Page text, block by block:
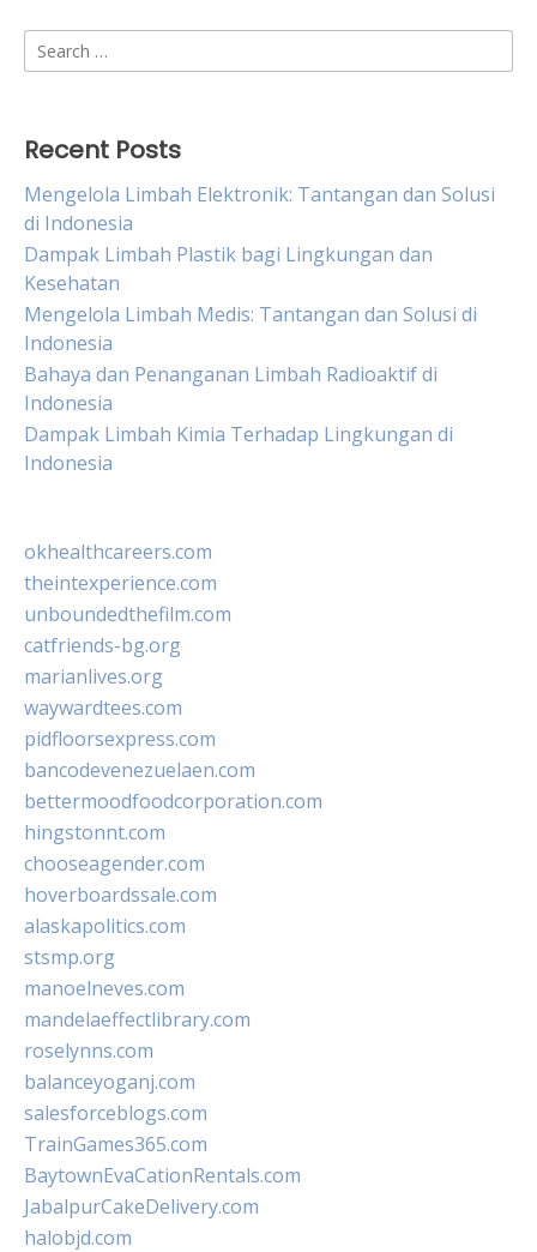
Search
for:
Recent Posts
Mengelola Limbah Elektronik: Tantangan dan Solusi
di Indonesia
Dampak Limbah Plastik bagi Lingkungan dan
Kesehatan
Mengelola Limbah Medis: Tantangan dan Solusi di
Indonesia
Bahaya dan Penanganan Limbah Radioaktif di
Indonesia
Dampak Limbah Kimia Terhadap Lingkungan di
Indonesia
okhealthcareers.com
theintexperience.com
unboundedthefilm.com
catfriends-bg.org
marianlives.org
waywardtees.com
pidfloorsexpress.com
bancodevenezuelaen.com
bettermoodfoodcorporation.com
hingstonnt.com
chooseagender.com
hoverboardssale.com
alaskapolitics.com
stsmp.org
manoelneves.com
mandelaeffectlibrary.com
roselynns.com
balanceyoganj.com
salesforceblogs.com
TrainGames365.com
BaytownEvaCationRentals.com
JabalpurCakeDelivery.com
halobjd.com